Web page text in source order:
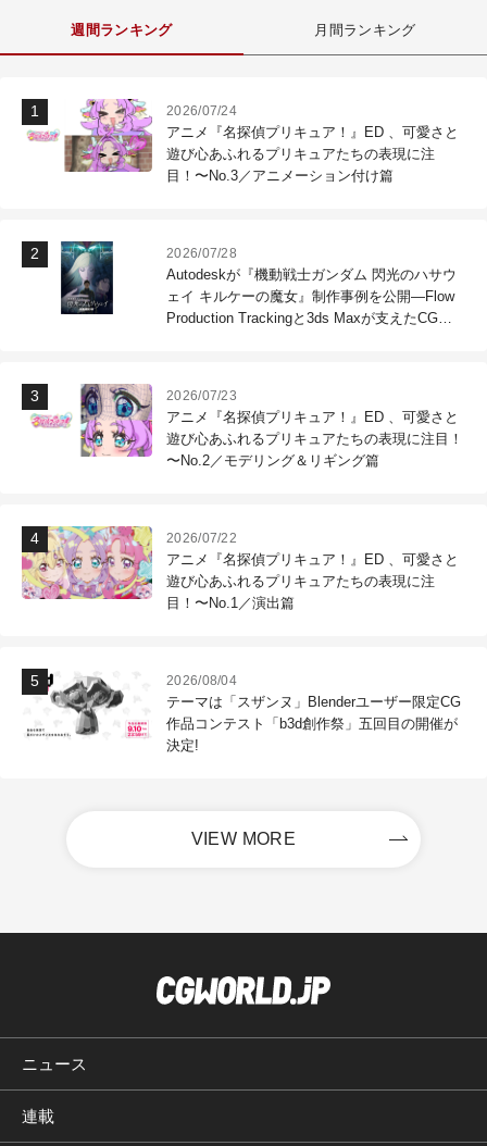
週間ランキング 月間ランキング
2026/07/24
アニメ『名探偵プリキュア！』ED 、可愛さと
遊び心あふれるプリキュアたちの表現に注
目！〜No.3／アニメーション付け篇
2026/07/28
Autodeskが『機動戦士ガンダム 閃光のハサウ
ェイ キルケーの魔女』制作事例を公開―Flow
Production Trackingと3ds Maxが支えたCG制
2026/07/23
アニメ『名探偵プリキュア！』ED 、可愛さと
遊び心あふれるプリキュアたちの表現に注目！
〜No.2／モデリング＆リギング篇
2026/07/22
アニメ『名探偵プリキュア！』ED 、可愛さと
遊び心あふれるプリキュアたちの表現に注
目！〜No.1／演出篇
2026/08/04
テーマは「スザンヌ」Blenderユーザー限定CG
作品コンテスト「b3d創作祭」五回目の開催が
決定!
VIEW MORE
ニュース
連載